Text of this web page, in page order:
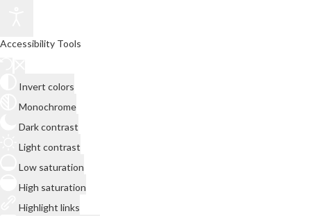
Accessibility Tools
Invert colors
Monochrome
Dark contrast
Light contrast
Low saturation
High saturation
Highlight links